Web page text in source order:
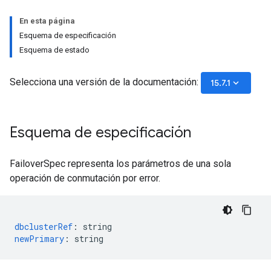
En esta página
Esquema de especificación
Esquema de estado
Selecciona una versión de la documentación: 15.7.1 keyboard_arrow_down
Esquema de especificación
FailoverSpec representa los parámetros de una sola
operación de conmutación por error.
dbclusterRef :
string
newPrimary : string